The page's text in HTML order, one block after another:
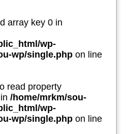
array key 0 in
wp-
wp/single.php on line
read property
in/home/mrkm/sou-
wp-
wp/single.php on line